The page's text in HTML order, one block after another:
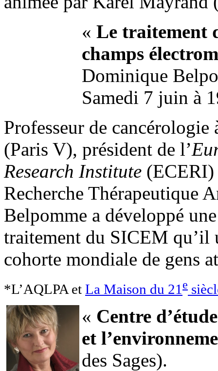
« Le traitement
champs
Dominique
Samedi 7 juin à
Professeur de cancérologie
(Paris V), président de l’
Research Institute (ECERI)
Recherche Thérapeutique
Belpomme a développé
traitement du SICEM qu’il
cohorte mondiale de gens
*L’AQLPA et La Maison du 21 e
« Centre
et
des Sages).